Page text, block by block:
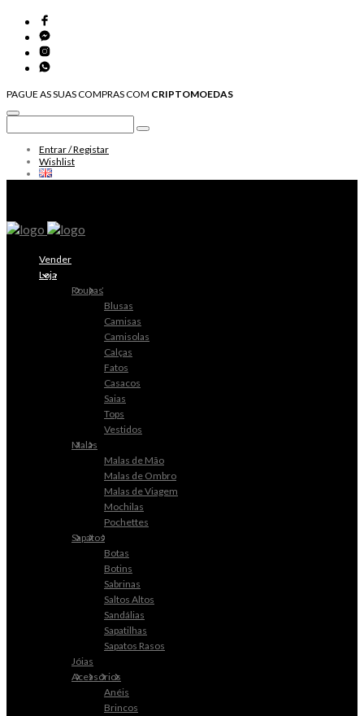
PAGUE AS SUAS COMPRAS COM CRIPTOMOEDAS
Entrar / Registar
Wishlist
Vender
Loja
Roupas
Blusas
Camisas
Camisolas
Calças
Fatos
Casacos
Saias
Tops
Vestidos
Malas
Malas de Mão
Malas de Ombro
Malas de Viagem
Mochilas
Pochettes
Sapatos
Botas
Botins
Sabrinas
Saltos Altos
Sandálias
Sapatilhas
Sapatos Rasos
Jóias
Acessórios
Anéis
Brincos